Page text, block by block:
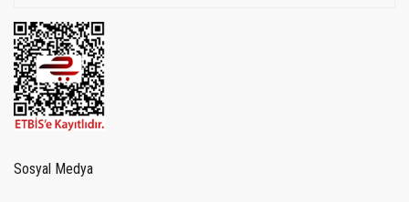
Sosyal Medya